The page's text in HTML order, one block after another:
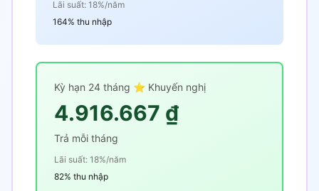
Lãi suất: 18%/năm
164% thu nhập
Kỳ hạn 24 tháng ⭐ Khuyến nghị
4.916.667 ₫
Trả mỗi tháng
Lãi suất: 18%/năm
82% thu nhập